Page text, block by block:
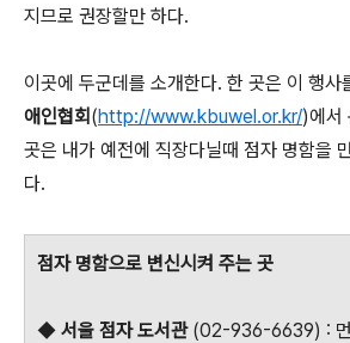
지므로 권장할만 하다.
이곳에 두군데를 소개한다. 한 곳은 이 행사
애인협회 (http://www.kbuwel.or.kr/)에서
곳은 내가 예전에 직장다닐때 점자 명함을
다.
점자 명함으로 변신시켜 주는 곳
◆ 서울 점자 도서관(02-936-6639) : 먼